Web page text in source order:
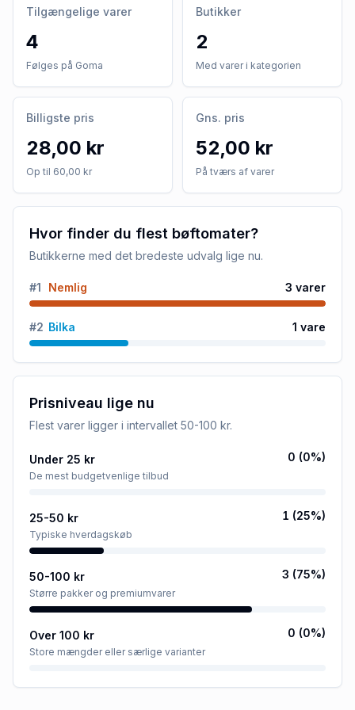
Tilgængelige varer
4
Følges på Goma
Butikker
2
Med varer i kategorien
Billigste pris
28,00 kr
Op til 60,00 kr
Gns. pris
52,00 kr
På tværs af varer
Hvor finder du flest bøftomater?
Butikkerne med det bredeste udvalg lige nu.
#1 Nemlig 3 varer
#2 Bilka 1 vare
Prisniveau lige nu
Flest varer ligger i intervallet 50-100 kr.
Under 25 kr
De mest budgetvenlige tilbud
0 (0%)
25-50 kr
Typiske hverdagskøb
1 (25%)
50-100 kr
Større pakker og premiumvarer
3 (75%)
Over 100 kr
Store mængder eller særlige varianter
0 (0%)